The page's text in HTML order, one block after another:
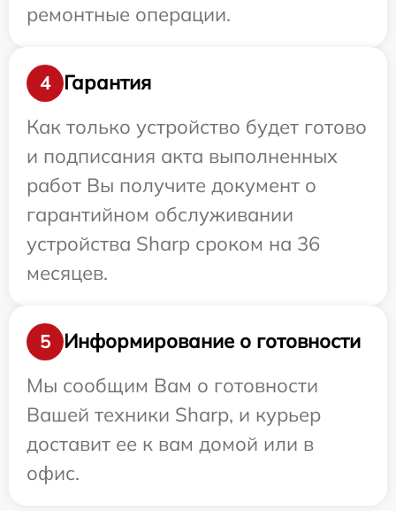
ремонтные операции.
4
Гарантия
Как только устройство будет готово
и подписания акта выполненных
работ Вы получите документ о
гарантийном обслуживании
устройства Sharp сроком на 36
месяцев.
5
Информирование о готовности
Мы сообщим Вам о готовности
Вашей техники Sharp, и курьер
доставит ее к вам домой или в
офис.